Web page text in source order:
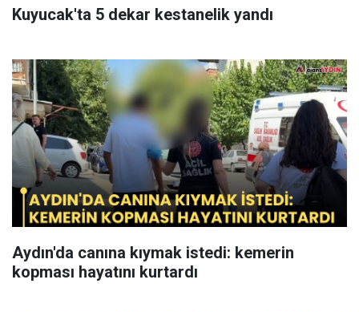
Kuyucak'ta 5 dekar kestanelik yandı
Aydın'da canına kıymak istedi: kemerin
kopması hayatını kurtardı